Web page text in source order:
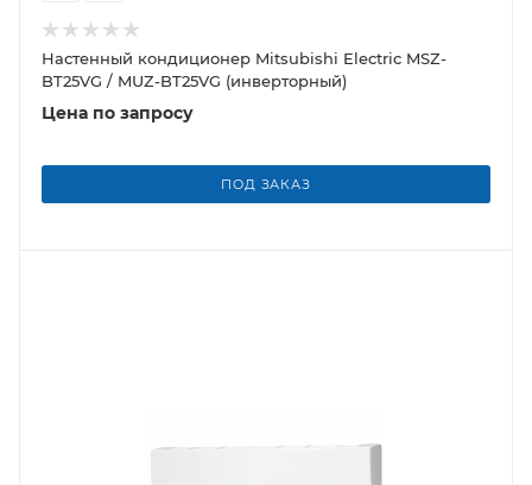
Настенный кондиционер Mitsubishi Electric MSZ-
BT25VG / MUZ-BT25VG (инверторный)
Цена по запросу
ПОД ЗАКАЗ